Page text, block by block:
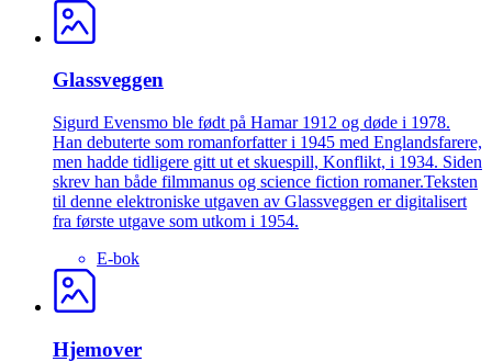
Glassveggen
Sigurd Evensmo ble født på Hamar 1912 og døde i 1978.
Han debuterte som romanforfatter i 1945 med Englandsfarere,
men hadde tidligere gitt ut et skuespill, Konflikt, i 1934. Siden
skrev han både filmmanus og science fiction romaner.Teksten
til denne elektroniske utgaven av Glassveggen er digitalisert
fra første utgave som utkom i 1954.
E-bok
Hjemover